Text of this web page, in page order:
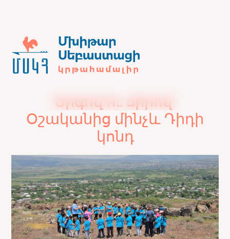
Երգով ու սիրով՝
Օշականից մինչև Դիդի
կոնդ